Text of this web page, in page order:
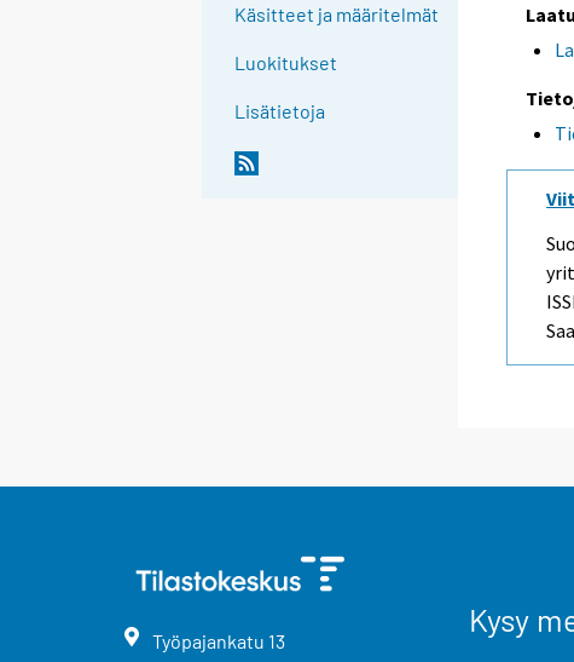
Käsitteet ja määritelmät
Luokitukset
Lisätietoja
Työpajankatu 13
Kysy